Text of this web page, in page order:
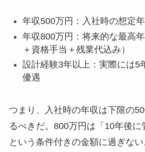
年収500万円：入社時の想定年
年収800万円：将来的な最高
＋資格手当＋残業代込み）
設計経験3年以上：実際には5
優遇
つまり、入社時の年収は下限の
るべきだ。800万円は「10年後に
という条件付きの金額に過ぎない